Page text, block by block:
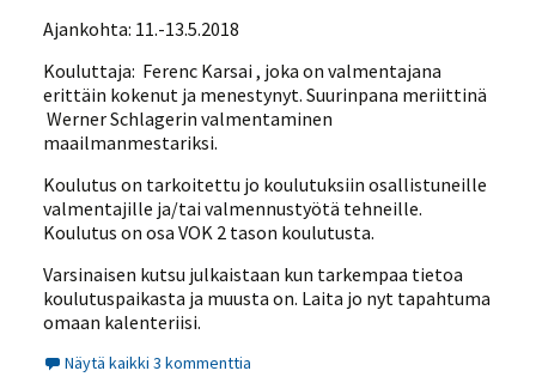
Ajankohta: 11.-13.5.2018
Kouluttaja: Ferenc Karsai , joka on valmentajana
erittäin kokenut ja menestynyt. Suurinpana meriittinä
Werner Schlagerin valmentaminen
maailmanmestariksi.
Koulutus on tarkoitettu jo koulutuksiin osallistuneille
valmentajille ja/tai valmennustyötä tehneille.
Koulutus on osa VOK 2 tason koulutusta.
Varsinaisen kutsu julkaistaan kun tarkempaa tietoa
koulutuspaikasta ja muusta on. Laita jo nyt tapahtuma
omaan kalenteriisi.
Näytä kaikki 3 kommenttia